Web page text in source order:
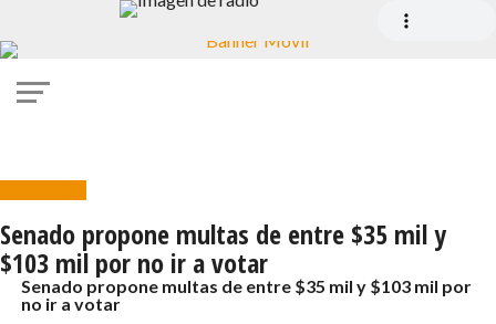
Elecciones
Senado propone multas de entre $35 mil y
$103 mil por no ir a votar
Senado propone multas de entre $35 mil y $103 mil por
no ir a votar